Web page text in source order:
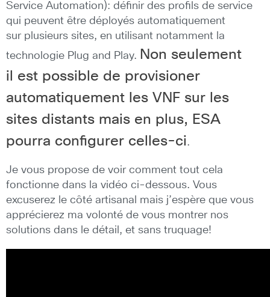
Service Automation): définir des profils de service
qui peuvent être déployés automatiquement
sur plusieurs sites, en utilisant notamment la
technologie Plug and Play. Non seulement
il est possible de provisioner
automatiquement les VNF sur les
sites distants mais en plus, ESA
pourra configurer celles-ci.
Je vous propose de voir comment tout cela
fonctionne dans la vidéo ci-dessous. Vous
excuserez le côté artisanal mais j’espère que vous
apprécierez ma volonté de vous montrer nos
solutions dans le détail, et sans truquage!